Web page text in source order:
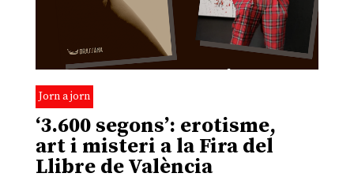
Jorn a jorn
‘3.600 segons’: erotisme,
art i misteri a la Fira del
Llibre de València